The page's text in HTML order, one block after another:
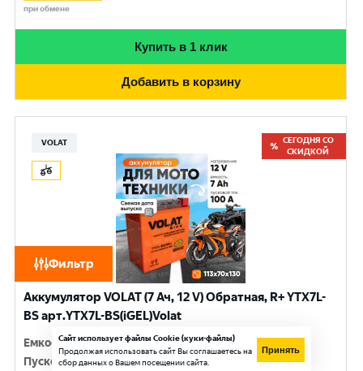
Фильтр
при обмене
Купить в 1 клик
Добавить в корзину
VOLAT
СЕГОДНЯ СО
СКИДКОЙ
Аккумулятор VOLAT (7 Ач, 12 V) Обратная, R+ YTX7L-
BS арт.YTX7L-BS(iGEL)Volat
Емкость:7 Ач
Пусковой ток:100 A
Сайт использует файлы Cookie (куки-файлы)
Продолжая использовать сайт Вы соглашаетесь на
сбор данных о Вашем посещении сайта.
Принять